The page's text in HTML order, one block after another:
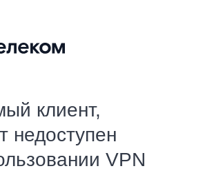
клиент,
недоступен
VPN